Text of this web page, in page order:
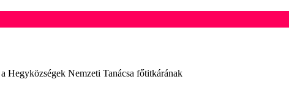
Hegyközségek Nemzeti Tanácsa főtitkárának